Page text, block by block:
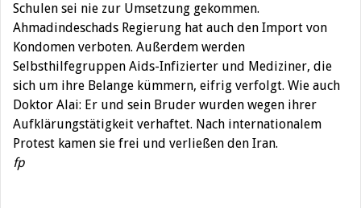
Schulen sei nie zur Umsetzung gekommen.
Ahmadindeschads Regierung hat auch den Import von
Kondomen verboten. Außerdem werden
Selbsthilfegruppen Aids-Infizierter und Mediziner, die
sich um ihre Belange kümmern, eifrig verfolgt. Wie auch
Doktor Alai: Er und sein Bruder wurden wegen ihrer
Aufklärungstätigkeit verhaftet. Nach internationalem
Protest kamen sie frei und verließen den Iran.
fp